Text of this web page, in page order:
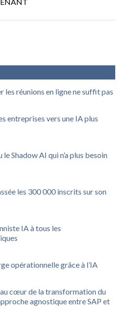
réunions en ligne ne suffit pas
entreprises vers une IA plus
Shadow AI qui n’a plus besoin
les 300 000 inscrits sur son
IA à tous les
opérationnelle grâce à l’IA
cœur de la transformation du
agnostique entre SAP et